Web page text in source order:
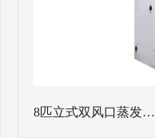
8匹立式双风口蒸发…